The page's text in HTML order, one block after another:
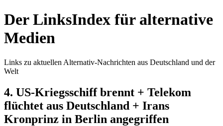
Der LinksIndex für alternative
Medien
Links zu aktuellen Alternativ-Nachrichten aus Deutschland und der
Welt
4. US-Kriegsschiff brennt + Telekom
flüchtet aus Deutschland + Irans
Kronprinz in Berlin angegriffen